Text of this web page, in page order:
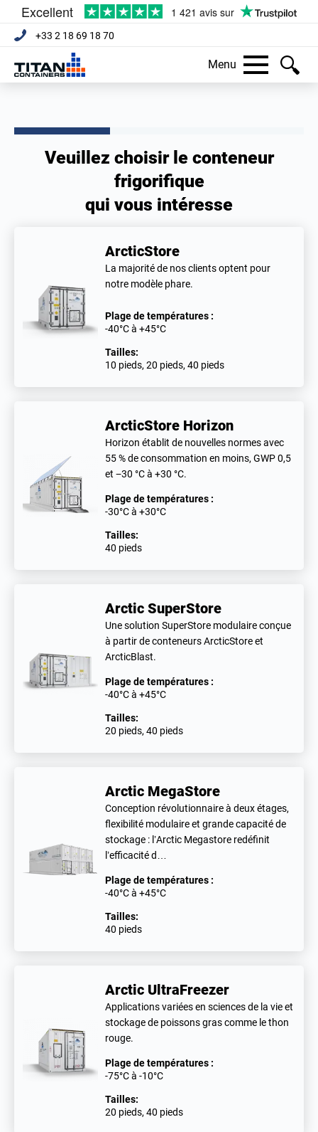
+33 2 18 69 18 70
Menu
Veuillez choisir le conteneur
frigorifique
qui vous intéresse
ArcticStore
La majorité de nos clients optent pour
notre modèle phare.
Plage de températures :
-40°C à +45°C
Tailles:
10 pieds, 20 pieds, 40 pieds
ArcticStore Horizon
Horizon établit de nouvelles normes avec
55 % de consommation en moins, GWP 0,5
et −30 °C à +30 °C.
Plage de températures :
-30°C à +30°C
Tailles:
40 pieds
Arctic SuperStore
Une solution SuperStore modulaire conçue
à partir de conteneurs ArcticStore et
ArcticBlast.
Plage de températures :
-40°C à +45°C
Tailles:
20 pieds, 40 pieds
Arctic MegaStore
Conception révolutionnaire à deux étages,
flexibilité modulaire et grande capacité de
stockage : l’Arctic Megastore redéfinit
l’efficacité d…
Plage de températures :
-40°C à +45°C
Tailles:
40 pieds
Arctic UltraFreezer
Applications variées en sciences de la vie et
stockage de poissons gras comme le thon
rouge.
Plage de températures :
-75°C à -10°C
Tailles:
20 pieds, 40 pieds